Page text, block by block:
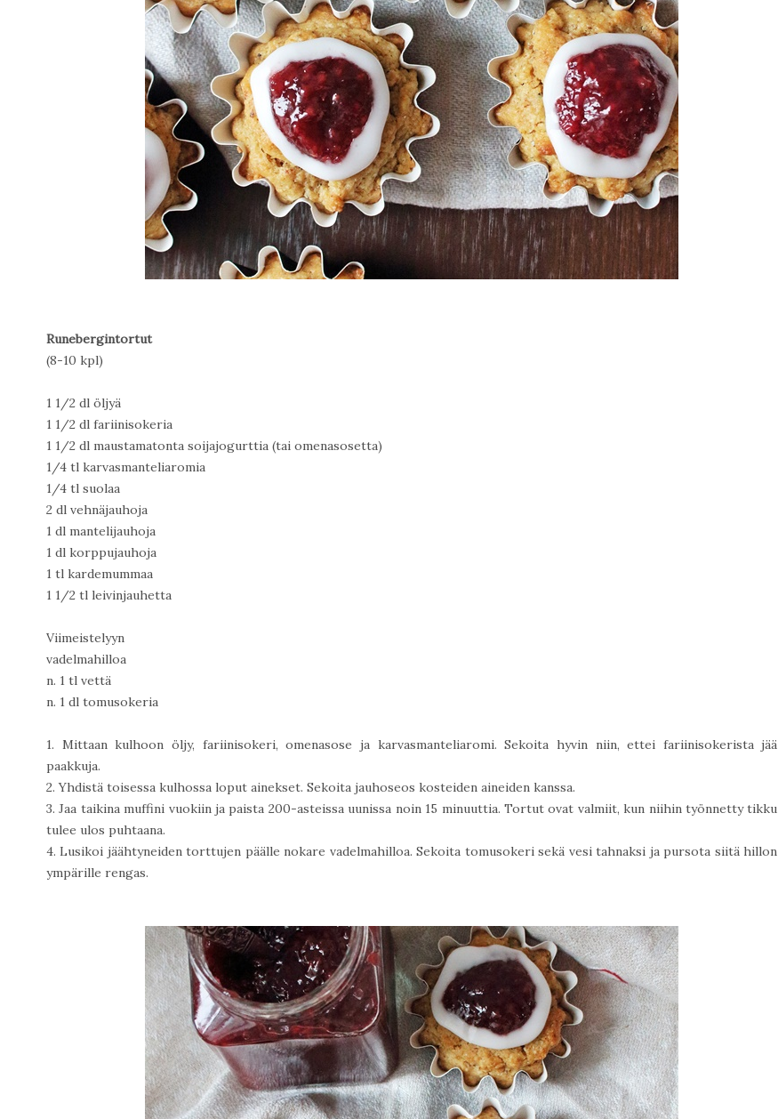
Runebergintortut
(8-10 kpl)
1 1/2 dl öljyä
1 1/2 dl fariinisokeria
1 1/2 dl maustamatonta soijajogurttia (tai omenasosetta)
1/4 tl karvasmanteliaromia
1/4 tl suolaa
2 dl vehnäjauhoja
1 dl mantelijauhoja
1 dl korppujauhoja
1 tl kardemummaa
1 1/2 tl leivinjauhetta
Viimeistelyyn
vadelmahilloa
n. 1 tl vettä
n. 1 dl tomusokeria
1. Mittaan kulhoon öljy, fariinisokeri, omenasose ja karvasmanteliaromi. Sekoita hyvin niin, ettei fariinisokerista jää
paakkuja.
2. Yhdistä toisessa kulhossa loput ainekset. Sekoita jauhoseos kosteiden aineiden kanssa.
3. Jaa taikina muffini vuokiin ja paista 200-asteissa uunissa noin 15 minuuttia. Tortut ovat valmiit, kun niihin työnnetty tikku
tulee ulos puhtaana.
4. Lusikoi jäähtyneiden torttujen päälle nokare vadelmahilloa. Sekoita tomusokeri sekä vesi tahnaksi ja pursota siitä hillon
ympärille rengas.